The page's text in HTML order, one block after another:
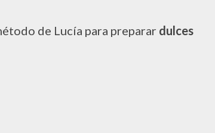
de Lucía para preparar dulces